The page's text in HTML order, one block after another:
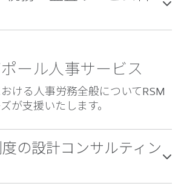
ール人事サービス
ける人事労務全般についてRSM
が支援いたします。
度の設計コンサルティン